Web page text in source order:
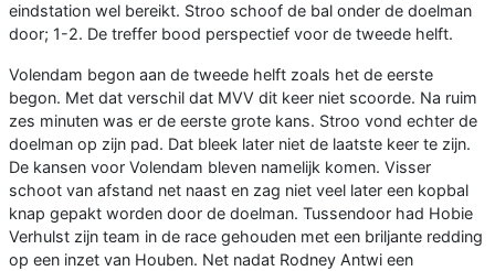
eindstation wel bereikt. Stroo schoof de bal onder de doelman
door; 1-2. De treffer bood perspectief voor de tweede helft.
Volendam begon aan de tweede helft zoals het de eerste
begon. Met dat verschil dat MVV dit keer niet scoorde. Na ruim
zes minuten was er de eerste grote kans. Stroo vond echter de
doelman op zijn pad. Dat bleek later niet de laatste keer te zijn.
De kansen voor Volendam bleven namelijk komen. Visser
schoot van afstand net naast en zag niet veel later een kopbal
knap gepakt worden door de doelman. Tussendoor had Hobie
Verhulst zijn team in de race gehouden met een briljante redding
op een inzet van Houben. Net nadat Rodney Antwi een